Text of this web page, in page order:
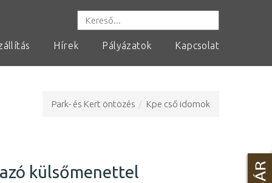
Hírek Pályázatok Kapcsolat
Park- és Kert öntözés Kpe cső idomok
külsőmenettel